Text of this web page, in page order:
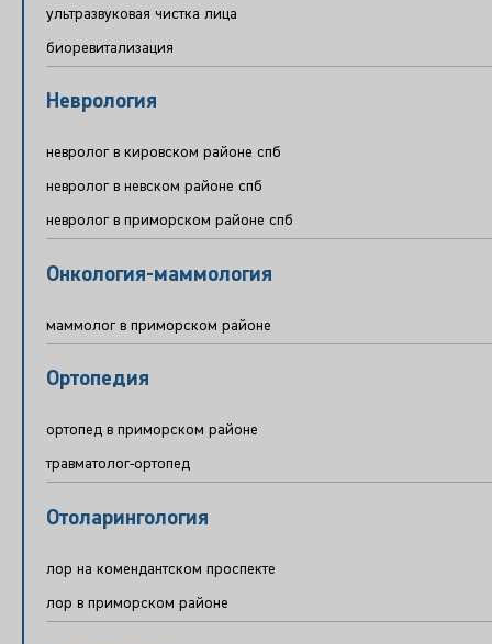
ультразвуковая чистка лица
биоревитализация
Неврология
невролог в кировском районе спб
невролог в невском районе спб
невролог в приморском районе спб
Онкология-маммология
маммолог в приморском районе
Ортопедия
ортопед в приморском районе
травматолог-ортопед
Отоларингология
лор на комендантском проспекте
лор в приморском районе